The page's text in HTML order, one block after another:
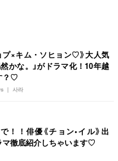
사라
プ×キム・ソヒョン♡》大人気
かな。」がドラマ化！10年越
？♡
！！俳優《チョン•イル》出
マ徹底紹介しちゃいます♡